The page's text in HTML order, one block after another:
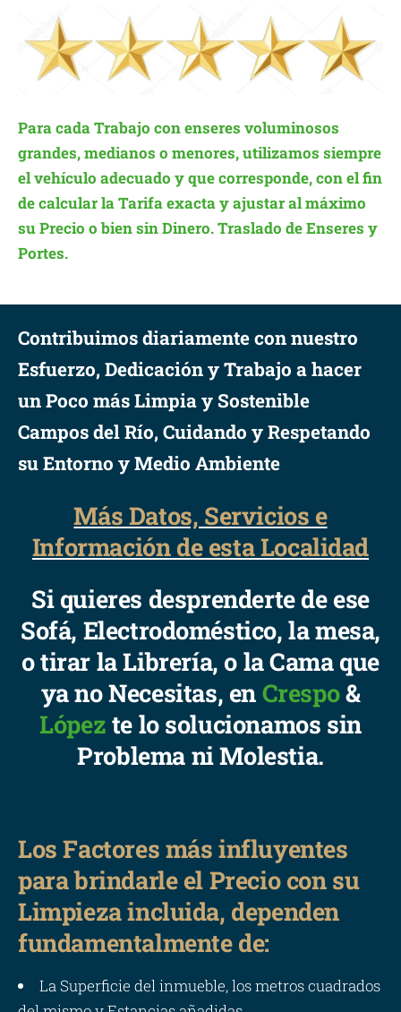
Para cada Trabajo con enseres voluminosos
grandes, medianos o menores, utilizamos siempre
el vehículo adecuado y que corresponde, con el fin
de calcular la Tarifa exacta y ajustar al máximo
su Precio o bien sin Dinero. Traslado de Enseres y
Portes.
Contribuimos diariamente con nuestro
Esfuerzo, Dedicación y Trabajo a hacer
un Poco más Limpia y Sostenible
Campos del Río, Cuidando y Respetando
su Entorno y Medio Ambiente
Más Datos, Servicios e
Información de esta Localidad
Si quieres desprenderte de ese
Sofá, Electrodoméstico, la mesa,
o tirar la Librería, o la Cama que
ya no Necesitas, enCrespo&
Lópezte lo solucionamos sin
Problema ni Molestia.
Los Factores más influyentes
para brindarle el Precio con su
Limpieza incluida, dependen
fundamentalmente de:
La Superficie del inmueble, los metros cuadrados